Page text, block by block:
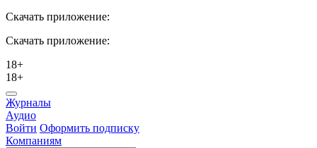
Скачать приложение:
Скачать приложение:
18+
18+
Журналы
Аудио
Войти Оформить подписку
Компаниям